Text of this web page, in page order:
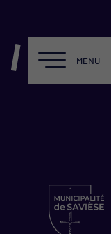
MENU